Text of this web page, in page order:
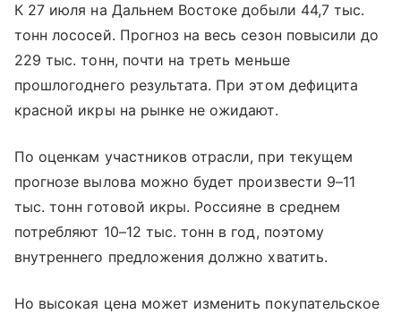
К 27 июля на Дальнем Востоке добыли 44,7 тыс.
тонн лососей. Прогноз на весь сезон повысили до
229 тыс. тонн, почти на треть меньше
прошлогоднего результата. При этом дефицита
красной икры на рынке не ожидают.
По оценкам участников отрасли, при текущем
прогнозе вылова можно будет произвести 9–11
тыс. тонн готовой икры. Россияне в среднем
потребляют 10–12 тыс. тонн в год, поэтому
внутреннего предложения должно хватить.
Но высокая цена может изменить покупательское